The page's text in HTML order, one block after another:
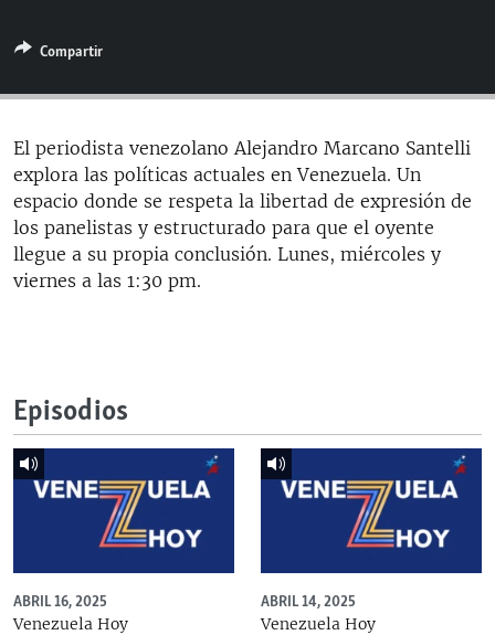
ESPECIALES
ESPECIALES
LA REALIDAD DE LA VIVIENDA EN CUBA
SER VIEJO EN CUBA
KENTU-CUBANO
LOS SANTOS DE HIALEAH
DESINFORMACIÓN RUSA EN AMÉRICA LATINA
MULTIMEDIA
EDITORIALES
SÍGUENOS
Compartir
El periodista venezolano Alejandro Marcano Santelli
explora las políticas actuales en Venezuela. Un
espacio donde se respeta la libertad de expresión de
los panelistas y estructurado para que el oyente
llegue a su propia conclusión. Lunes, miércoles y
viernes a las 1:30 pm.
Episodios
ABRIL 16, 2025
Venezuela Hoy
ABRIL 14, 2025
Venezuela Hoy